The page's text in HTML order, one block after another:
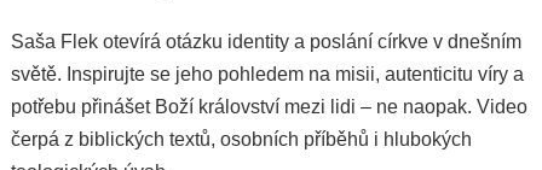
Saša Flek otevírá otázku identity a poslání církve v dnešním
světě. Inspirujte se jeho pohledem na misii, autenticitu víry a
potřebu přinášet Boží království mezi lidi – ne naopak. Video
čerpá z biblických textů, osobních příběhů i hlubokých